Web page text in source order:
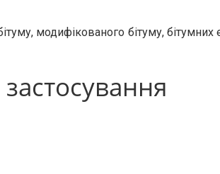
модифікованого бітуму, бітумних